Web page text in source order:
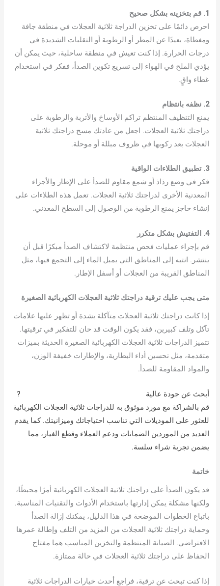
1. قم بتخزينه بشكل صحيح
احرص دائمًا على تخزين الدراجة ثلاثية العجلات في منطقة جافة
ومغطاة، بعيدًا عن المطر أو الرطوبة أو التقلبات الشديدة في
درجات الحرارة. إذا كنت تعيش في منطقة ساحلية، حيث يمكن أن
يؤدي الملح في الهواء إلى تسريع تكوين الصدأ، ففكر في استخدام
غطاء واقٍ.
2. نظفه بانتظام
يمنع التنظيف المنتظم تراكم الأوساخ والأتربة والرطوبة على
دراجتك ثلاثية العجلات. اجعل من عادتك مسح دراجتك ثلاثية
العجلات بعد ركوبها في ظروف مبللة أو موحلة.
3. تطبيق الطلاءات الواقية
فكر في وضع رذاذ أو شمع مقاوم للصدأ على الإطار والأجزاء
المعدنية الأخرى لدراجتك ثلاثية العجلات. تعمل هذه الطلاءات على
إنشاء حاجز يمنع الرطوبة من الوصول إلى السطح المعدني.
4. التفتيش بشكل متكرر
قم بإجراء عمليات فحص منتظمة لاكتشاف الصدأ مبكرًا قبل أن
ينتشر. انتبه إلى المناطق التي يميل الماء إلى التجمع فيها، مثل
المناطق القريبة من العجلات أو أسفل الإطار.
متى يجب عليك ترقية دراجتك ثلاثية العجلات الكهربائية الصغيرة
إذا كانت دراجتك ثلاثية العجلات متآكلة بشدة أو تظهر عليها علامات
تآكل وتلف كبيرين، فقد يكون الوقت قد حان للتفكير في ترقيتها.
تتميز الدراجات ثلاثية العجلات الكهربائية الصغيرة الحديثة بميزات
متقدمة، مثل تحسين أداء البطارية، والإطارات خفيفة الوزن،
والمواد المقاومة للصدأ.
أبحث عن جودة عالية
?
قم بالشراكة مع مورد موثوق به للدراجات ثلاثية العجلات الكهربائية
للعثور على الموديلات التي تناسب احتياجاتك وميزانيتك. كما يقدم
العديد من الموردين الضمانات ودعم العملاء وقطع الغيار، مما
يضمن تجربة شراء سلسة.
خاتمة
قد يكون الصدأ على دراجتك ثلاثية العجلات الكهربائية أمرًا محبطًا،
ولكنها مشكلة يمكن إدارتها باستخدام الأدوات والتقنيات المناسبة.
باتباع الخطوات الموضحة في هذا الدليل، يمكنك إزالة الصدأ
وحماية دراجتك ثلاثية العجلات من المزيد من التلف وإطالة عمرها
الافتراضي. الصيانة المنتظمة والتخزين المناسب هما مفتاح
الحفاظ على دراجتك ثلاثية العجلات في حالة ممتازة.
إذا كنت تبحث عن ترقية، فراجع أحدث خيارات الدراجات ثلاثية